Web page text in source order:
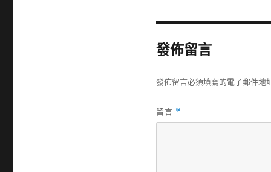
發佈留言
發佈留言必須填寫的電子郵件地
留言 *